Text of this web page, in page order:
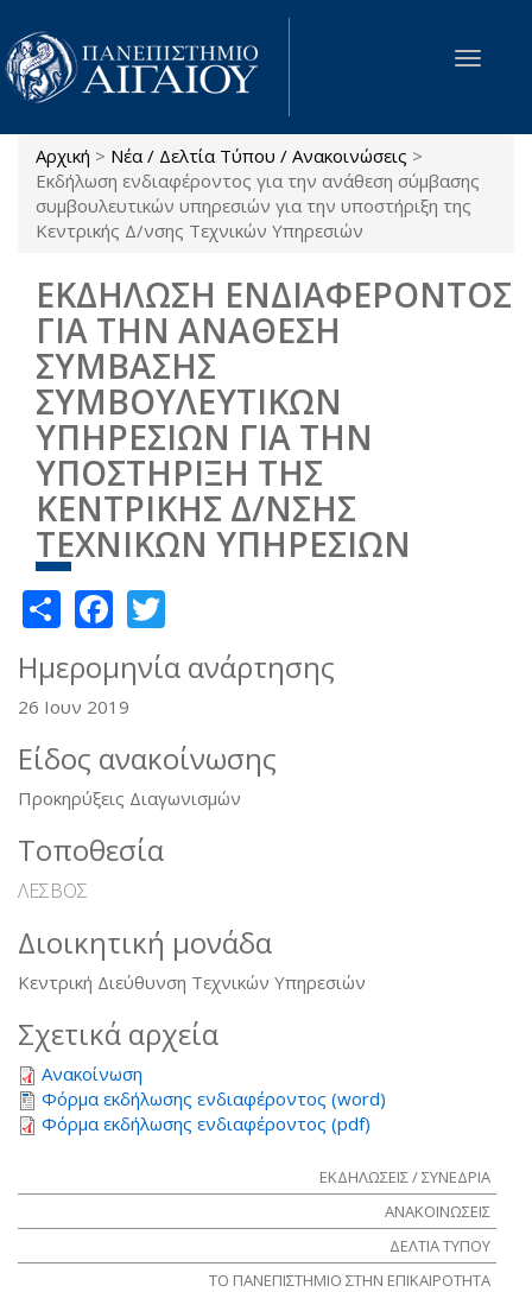
Παράκαμψη προς το κυρίως περιεχόμενο
Toggle
Είστε εδώ
Αρχική > Νέα / Δελτία Τύπου / Ανακοινώσεις >
Εκδήλωση ενδιαφέροντος για την ανάθεση σύμβασης
συμβουλευτικών υπηρεσιών για την υποστήριξη της
Κεντρικής Δ/νσης Τεχνικών Υπηρεσιών
ΕΚΔΗΛΩΣΗ ΕΝΔΙΑΦΕΡΟΝΤΟΣ
ΓΙΑ ΤΗΝ ΑΝΑΘΕΣΗ
ΣΥΜΒΑΣΗΣ
ΣΥΜΒΟΥΛΕΥΤΙΚΩΝ
ΥΠΗΡΕΣΙΩΝ ΓΙΑ ΤΗΝ
ΥΠΟΣΤΗΡΙΞΗ ΤΗΣ
ΚΕΝΤΡΙΚΗΣ Δ/ΝΣΗΣ
ΤΕΧΝΙΚΩΝ ΥΠΗΡΕΣΙΩΝ
ShareFacebook
Ημερομηνία ανάρτησης
26 Ιουν 2019
Είδος ανακοίνωσης
Προκηρύξεις Διαγωνισμών
Τοποθεσία
ΛΕΣΒΟΣ
Διοικητική μονάδα
Κεντρική Διεύθυνση Τεχνικών Υπηρεσιών
Σχετικά αρχεία
Ανακοίνωση
Φόρμα εκδήλωσης ενδιαφέροντος (word)
Φόρμα εκδήλωσης ενδιαφέροντος (pdf)
ΕΚΔΗΛΩΣΕΙΣ / ΣΥΝΕΔΡΙΑ
ΑΝΑΚΟΙΝΩΣΕΙΣ
ΔΕΛΤΙΑ ΤΥΠΟΥ
ΤΟ ΠΑΝΕΠΙΣΤΗΜΙΟ ΣΤΗΝ ΕΠΙΚΑΙΡΟΤΗΤΑ